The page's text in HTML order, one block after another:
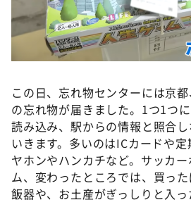
この日、忘れ物センターには京
の忘れ物が届きました。1つ1つ
読み込み、駅からの情報と照合
いきます。多いのはICカードや
ヤホンやハンカチなど。サッカ
ム、変わったところでは、買っ
飯器や、お土産がぎっしりと入っ